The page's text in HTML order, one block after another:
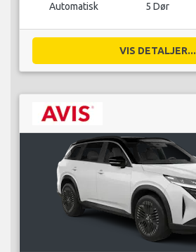
Automatisk 5 Dør
VIS DETALJER...